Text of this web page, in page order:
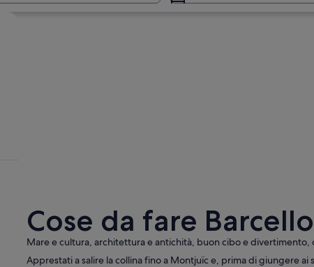
Cose da fare
Mare e cultura, architettura e antichità, buon cibo e
Apprestati a salire la collina fino a Montjuïc e, prima di giungere